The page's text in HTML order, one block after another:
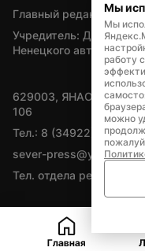
Главный редактор —
Учредитель:
Ненецкого
629003, ЯНАО,
106
Тел.: 8 (34922) 71262
sever-press@yamal-
Тел. отдела рекламы:
Мы
Мы
работу
можно